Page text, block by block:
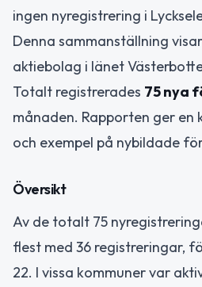
ingen nyregistrering i
Denna sammanställning
aktiebolag i länet
Totalt registrerades 75 nya
månaden. Rapporten ger en
och exempel på nybildade
Översikt
Av de totalt 75
flest med 36 registreringar,
22. I vissa kommuner var